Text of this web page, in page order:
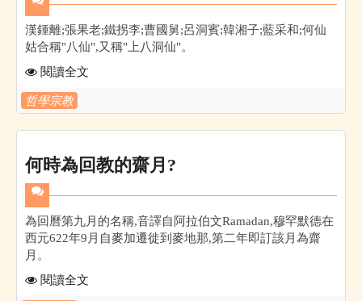
漢鍾離;張果老;鐵拐李;曹國舅;呂洞賓;韓湘子;藍采和;何仙
姑合稱"八仙",又稱"上八洞仙"。
閱讀全文
哲學宗教
何時為回教的齋月?
為回曆第九月的名稱,音譯自阿拉伯文Ramadan,穆罕默德在
西元622年9月自麥加遷徙到麥地那,第二年即訂該月為齋
月。
閱讀全文